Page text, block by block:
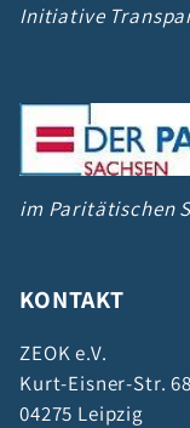
Initiative
im Paritätischen
KONTAKT
ZEOK e.V.
Kurt-Eisner-Str.
04275 Leipzig